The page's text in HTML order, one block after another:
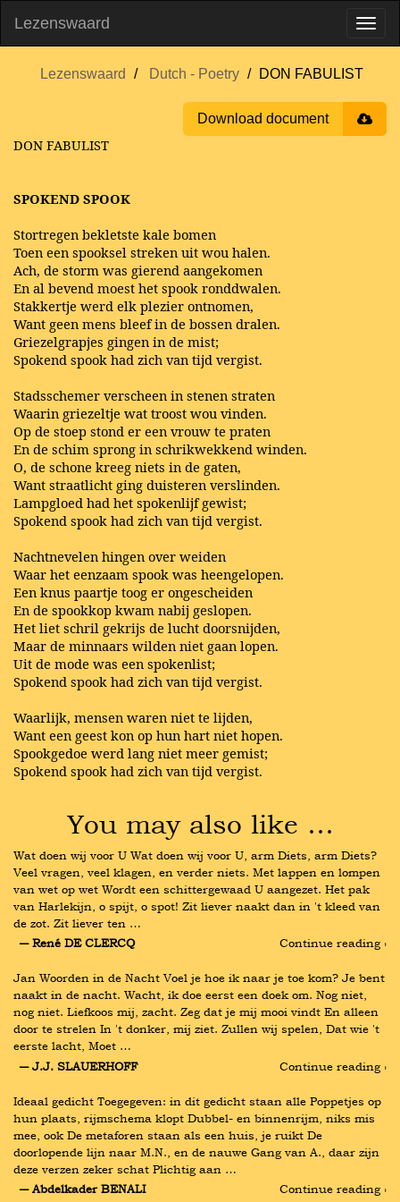
Lezenswaard
Lezenswaard Dutch - Poetry DON FABULIST
Download document
DON FABULIST
SPOKEND SPOOK
Stortregen bekletste kale bomen
Toen een spooksel streken uit wou halen.
Ach, de storm was gierend aangekomen
En al bevend moest het spook ronddwalen.
Stakkertje werd elk plezier ontnomen,
Want geen mens bleef in de bossen dralen.
Griezelgrapjes gingen in de mist;
Spokend spook had zich van tijd vergist.
Stadsschemer verscheen in stenen straten
Waarin griezeltje wat troost wou vinden.
Op de stoep stond er een vrouw te praten
En de schim sprong in schrikwekkend winden.
O, de schone kreeg niets in de gaten,
Want straatlicht ging duisteren verslinden.
Lampgloed had het spokenlijf gewist;
Spokend spook had zich van tijd vergist.
Nachtnevelen hingen over weiden
Waar het eenzaam spook was heengelopen.
Een knus paartje toog er ongescheiden
En de spookkop kwam nabij geslopen.
Het liet schril gekrijs de lucht doorsnijden,
Maar de minnaars wilden niet gaan lopen.
Uit de mode was een spokenlist;
Spokend spook had zich van tijd vergist.
Waarlijk, mensen waren niet te lijden,
Want een geest kon op hun hart niet hopen.
Spookgedoe werd lang niet meer gemist;
Spokend spook had zich van tijd vergist.
You may also like …
Wat doen wij voor U Wat doen wij voor U, arm Diets, arm Diets?
Veel vragen, veel klagen, en verder niets. Met lappen en lompen
van wet op wet Wordt een schittergewaad U aangezet. Het pak
van Harlekijn, o spijt, o spot! Zit liever naakt dan in 't kleed van
de zot. Zit liever ten …
― René DE CLERCQ
Continue reading ›
Jan Woorden in de Nacht Voel je hoe ik naar je toe kom? Je bent
naakt in de nacht. Wacht, ik doe eerst een doek om. Nog niet,
nog niet. Liefkoos mij, zacht. Zeg dat je mij mooi vindt En alleen
door te strelen In 't donker, mij ziet. Zullen wij spelen, Dat wie 't
eerste lacht, Moet …
― J.J. SLAUERHOFF
Continue reading ›
Ideaal gedicht Toegegeven: in dit gedicht staan alle Poppetjes op
hun plaats, rijmschema klopt Dubbel- en binnenrijm, niks mis
mee, ook De metaforen staan als een huis, je ruikt De
doorlopende lijn naar M.N., en de nauwe Gang van A., daar zijn
deze verzen zeker schat Plichtig aan …
― Abdelkader BENALI
Continue reading ›